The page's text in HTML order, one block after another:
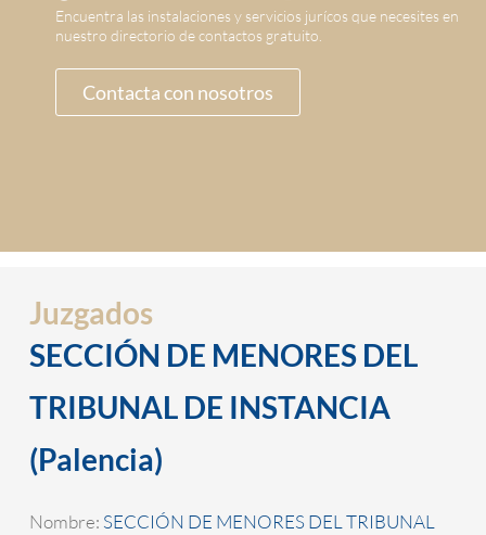
Encuentra las instalaciones y servicios jurícos que necesites en
nuestro directorio de contactos gratuito.
Contacta con nosotros
Juzgados
SECCIÓN DE MENORES DEL
TRIBUNAL DE INSTANCIA
(Palencia)
Nombre: SECCIÓN DE MENORES DEL TRIBUNAL